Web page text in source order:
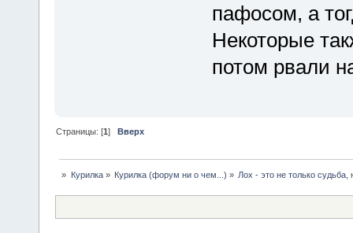
пафосом, а
Некоторые
потом рвали
Страницы: [1]Вверх
» Курилка» Курилка (форум ни о чем...) » Лох - это не только